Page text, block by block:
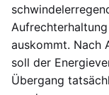
auskommt. Nach
soll der
Übergang